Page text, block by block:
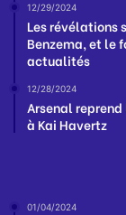
12/29/2024
Les révélations
Benzema, et le
actualités
12/28/2024
Arsenal
à Kai Havertz
01/04/2024